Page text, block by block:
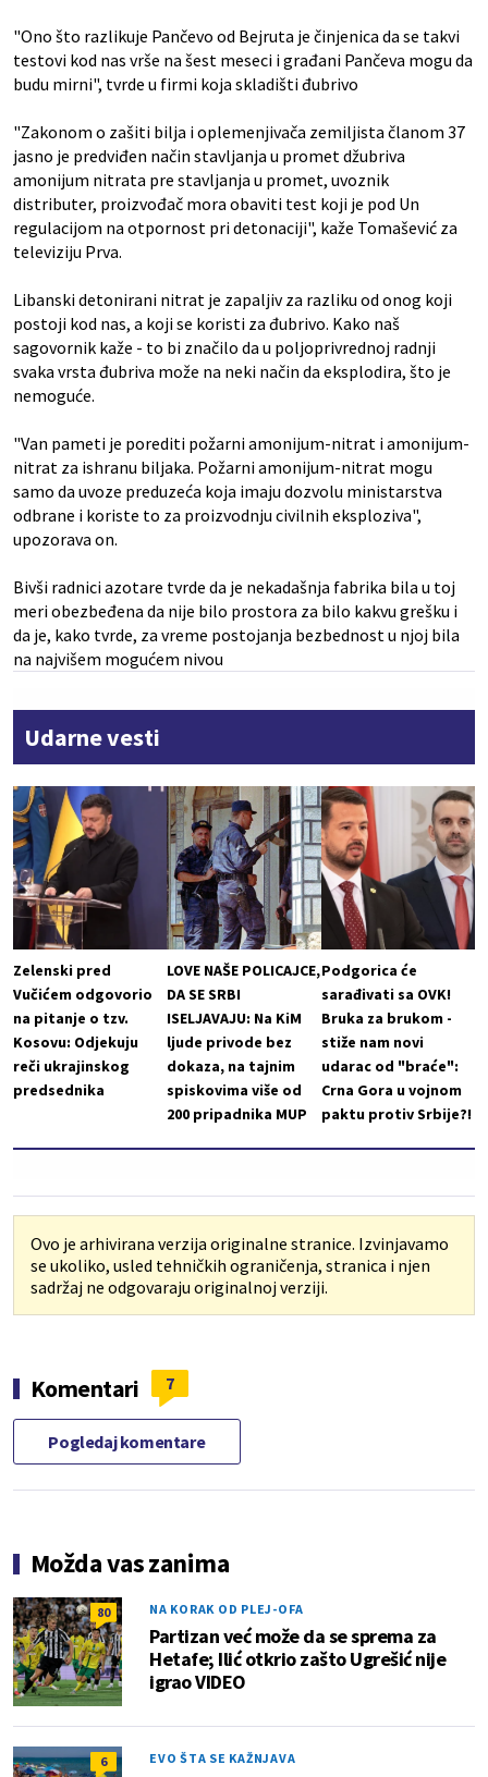
"Ono što razlikuje Pančevo od Bejruta je činjenica da se takvi
testovi kod nas vrše na šest meseci i građani Pančeva mogu da
budu mirni", tvrde u firmi koja skladišti đubrivo
"Zakonom o zašiti bilja i oplemenjivača zemiljista članom 37
jasno je predviđen način stavljanja u promet džubriva
amonijum nitrata pre stavljanja u promet, uvoznik
distributer, proizvođač mora obaviti test koji je pod Un
regulacijom na otpornost pri detonaciji", kaže Tomašević za
televiziju Prva.
Libanski detonirani nitrat je zapaljiv za razliku od onog koji
postoji kod nas, a koji se koristi za đubrivo. Kako naš
sagovornik kaže - to bi značilo da u poljoprivrednoj radnji
svaka vrsta đubriva može na neki način da eksplodira, što je
nemoguće.
"Van pameti je porediti požarni amonijum-nitrat i amonijum-
nitrat za ishranu biljaka. Požarni amonijum-nitrat mogu
samo da uvoze preduzeća koja imaju dozvolu ministarstva
odbrane i koriste to za proizvodnju civilnih eksploziva",
upozorava on.
Bivši radnici azotare tvrde da je nekadašnja fabrika bila u toj
meri obezbeđena da nije bilo prostora za bilo kakvu grešku i
da je, kako tvrde, za vreme postojanja bezbednost u njoj bila
na najvišem mogućem nivou
Udarne vesti
Zelenski pred
Vučićem odgovorio
na pitanje o tzv.
Kosovu: Odjekuju
reči ukrajinskog
predsednika
LOVE NAŠE POLICAJCE,
DA SE SRBI
ISELJAVAJU: Na KiM
ljude privode bez
dokaza, na tajnim
spiskovima više od
200 pripadnika MUP
Podgorica će
sarađivati sa OVK!
Bruka za brukom -
stiže nam novi
udarac od "braće":
Crna Gora u vojnom
paktu protiv Srbije?!
Ovo je arhivirana verzija originalne stranice. Izvinjavamo
se ukoliko, usled tehničkih ograničenja, stranica i njen
sadržaj ne odgovaraju originalnoj verziji.
Komentari 7
Pogledaj komentare
Možda vas zanima
80 NA KORAK OD PLEJ-OFA
Partizan već može da se sprema za
Hetafe; Ilić otkrio zašto Ugrešić nije
igrao VIDEO
6 EVO ŠTA SE KAŽNJAVA